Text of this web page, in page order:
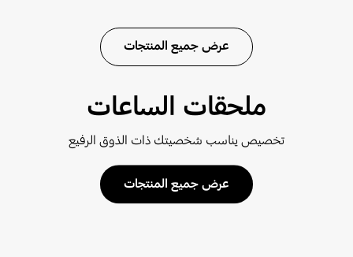
عرض جميع المنتجات
ملحقات الساعات
تخصيص يناسب شخصيتك ذات الذوق الرفيع
عرض جميع المنتجات